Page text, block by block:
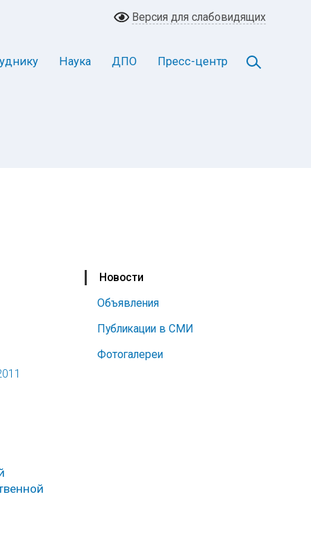
Версия для слабовидящих
Наука ДПО Пресс-центр
Новости
Объявления
Публикации в СМИ
Фотогалереи